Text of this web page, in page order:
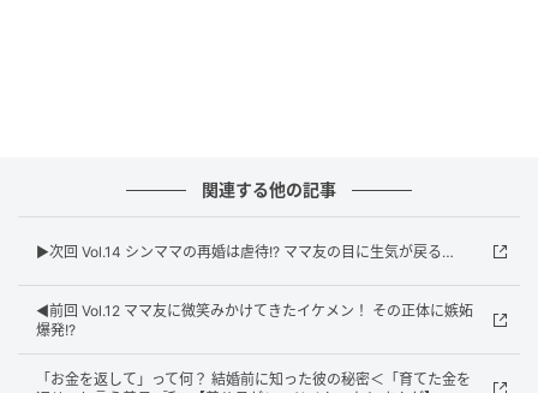
関連する他の記事
▶︎次回 Vol.14 シンママの再婚は虐待!? ママ友の目に生気が戻る…
◀︎前回 Vol.12 ママ友に微笑みかけてきたイケメン！ その正体に嫉妬
爆発!?
「お金を返して」って何？ 結婚前に知った彼の秘密＜「育てた金を